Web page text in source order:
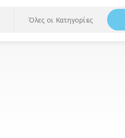
Όλες οι Κατηγορίες